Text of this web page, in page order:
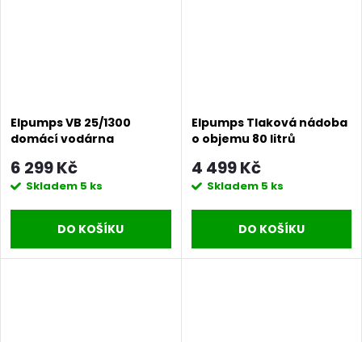
Elpumps VB 25/1300
domácí vodárna
6 299 Kč
Skladem 5 ks
DO KOŠÍKU
Elpumps Tlaková nádoba
o objemu 80 litrů
4 499 Kč
Skladem 5 ks
DO KOŠÍKU